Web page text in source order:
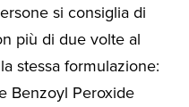
si consiglia di
più di due volte al
stessa formulazione:
Benzoyl Peroxide